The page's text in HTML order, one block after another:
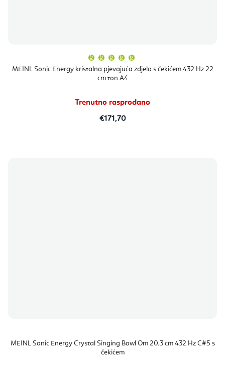
MEINL Sonic Energy kristalna pjevajuća zdjela s čekićem 432 Hz 22
cm ton A4
proizvoda
je
zvjezdica.
Trenutno rasprodano
€171,70
MEINL Sonic Energy Crystal Singing Bowl Om 20,3 cm 432 Hz C#5 s
čekićem